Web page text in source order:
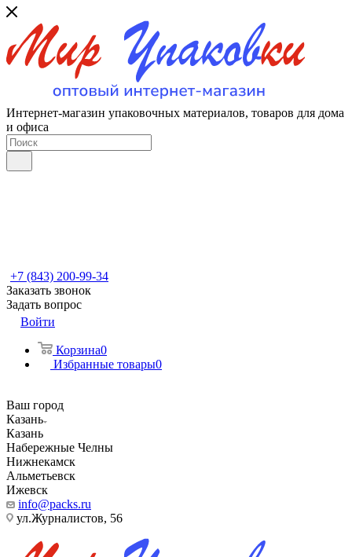
Интернет-магазин упаковочных материалов, товаров для дома
и офиса
+7 (843) 200-99-34
Заказать звонок
Задать вопрос
Войти
Корзина0
Избранные товары0
Ваш город
Казань
Казань
Набережные Челны
Нижнекамск
Альметьевск
Ижевск
info@packs.ru
ул.Журналистов, 56